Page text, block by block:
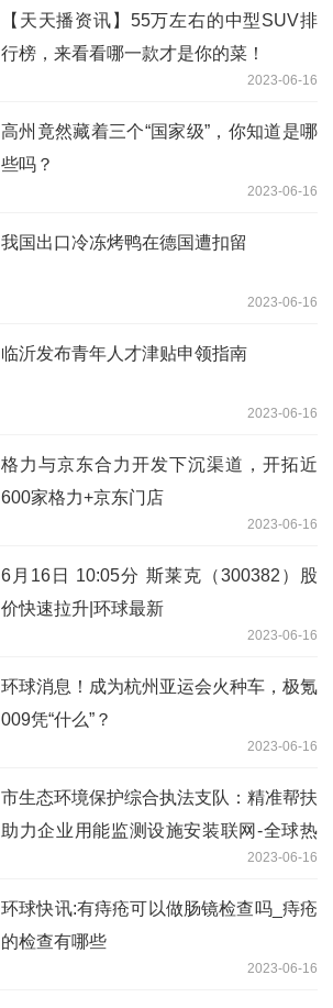
【天天播资讯】55万左右的中型SUV排
行榜，来看看哪一款才是你的菜！
2023-06-16
高州竟然藏着三个“国家级”，你知道是哪
些吗？
2023-06-16
我国出口冷冻烤鸭在德国遭扣留
2023-06-16
临沂发布青年人才津贴申领指南
2023-06-16
格力与京东合力开发下沉渠道，开拓近
600家格力+京东门店
2023-06-16
6月16日 10:05分 斯莱克（300382）股
价快速拉升|环球最新
2023-06-16
环球消息！成为杭州亚运会火种车，极氪
009凭“什么”？
2023-06-16
市生态环境保护综合执法支队：精准帮扶
助力企业用能监测设施安装联网-全球热
2023-06-16
环球快讯:有痔疮可以做肠镜检查吗_痔疮
的检查有哪些
2023-06-16